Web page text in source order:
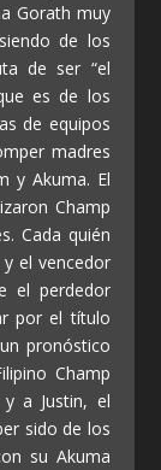
Gorath muy
de los
de ser “el
es de los
de equipos
madres
y Akuma. El
Champ
Cada quién
el vencedor
el perdedor
por el título
pronóstico
Champ
a Justin, el
sido de los
su Akuma